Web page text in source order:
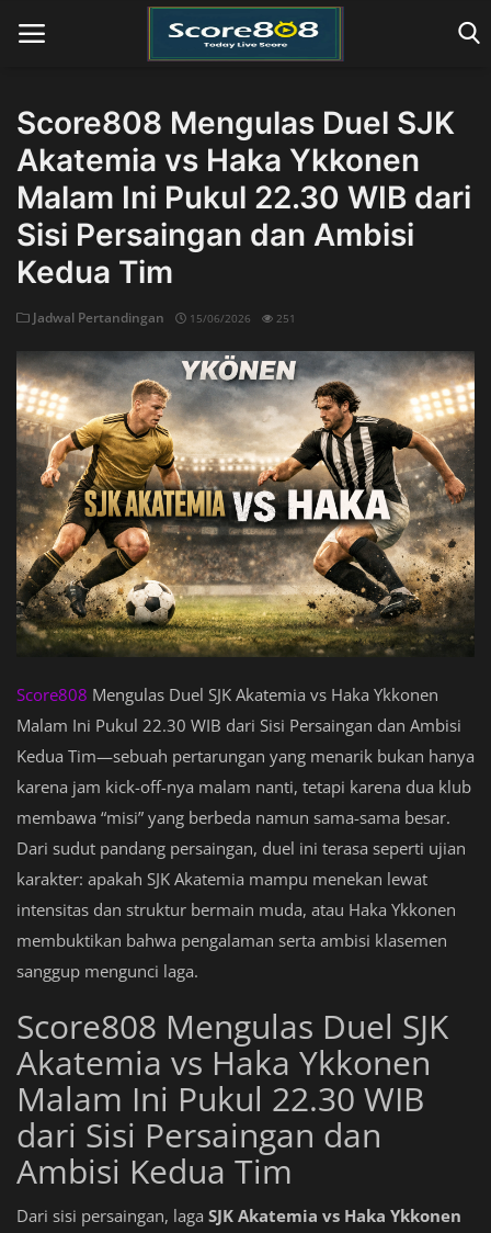
Home
Score808 Mengulas Duel SJK
Akatemia vs Haka Ykkonen
Malam Ini Pukul 22.30 WIB dari
Sisi Persaingan dan Ambisi
Kedua Tim
Jadwal Pertandingan 15/06/2026 251
Score808 Mengulas Duel SJK Akatemia vs Haka Ykkonen
Malam Ini Pukul 22.30 WIB dari Sisi Persaingan dan Ambisi
Kedua Tim—sebuah pertarungan yang menarik bukan hanya
karena jam kick-off-nya malam nanti, tetapi karena dua klub
membawa “misi” yang berbeda namun sama-sama besar.
Dari sudut pandang persaingan, duel ini terasa seperti ujian
karakter: apakah SJK Akatemia mampu menekan lewat
intensitas dan struktur bermain muda, atau Haka Ykkonen
membuktikan bahwa pengalaman serta ambisi klasemen
sanggup mengunci laga.
Score808 Mengulas Duel SJK
Akatemia vs Haka Ykkonen
Malam Ini Pukul 22.30 WIB
dari Sisi Persaingan dan
Ambisi Kedua Tim
Dari sisi persaingan, laga SJK Akatemia vs Haka Ykkonen